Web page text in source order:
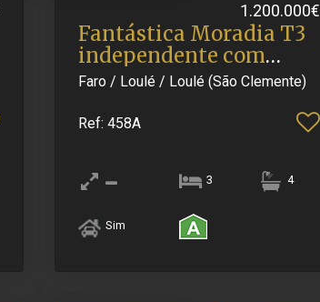
1.200.000€
Fantástica Moradia T3
independente com
Piscin.​..
Faro / Loulé / Loulé (São Clemente)
Ref: 458A
3 4
Sim